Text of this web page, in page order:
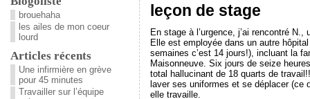
leçon de stage
En stage à l’urgence, j’ai rencontré
Elle est employée dans un autre
semaines c’est 14 jours!), incluant la
Maisonneuve. Six jours de seize
total hallucinant de 18 quarts de
laver ses uniformes et se déplacer
elle travaille.
brouehaha
les ailes de mon coeur
lourd
Articles récents
Une infirmière en grève
pour 45 minutes
Travailler sur l’équipe